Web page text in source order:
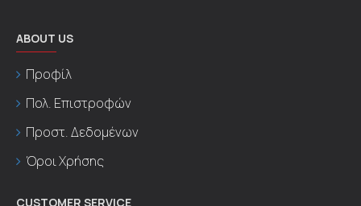
ABOUT US
Προφίλ
Πολ. Επιστροφών
Προστ. Δεδομένων
Όροι Χρήσης
CUSTOMER SERVICE